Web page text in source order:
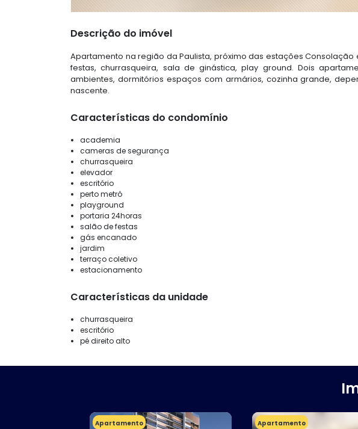
Descrição do imóvel
Apartamento na região da Paulista, próximo das estações
festas, churrasqueira, sala de ginástica, play ground. Dois
ambientes, dormitórios espaços com armários, cozinha grande,
nascente.
Características do condomínio
academia
cameras de segurança
churrasqueira
elevador
escritório
perto metrô
playground
portaria 24horas
salão de festas
gás encanado
jardim
terraço coletivo
estacionamento
Características da unidade
churrasqueira
escritório
pé direito alto
Apartamento Apartamento